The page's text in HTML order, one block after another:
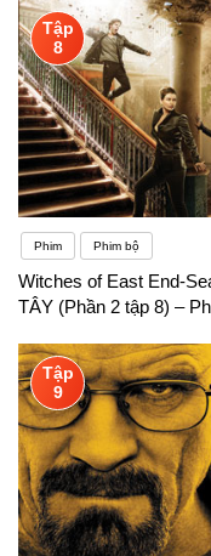
Tập
8
Phim Phim bộ
Witches of East End-
TÂY (Phần 2 tập 8) –
Tập
9